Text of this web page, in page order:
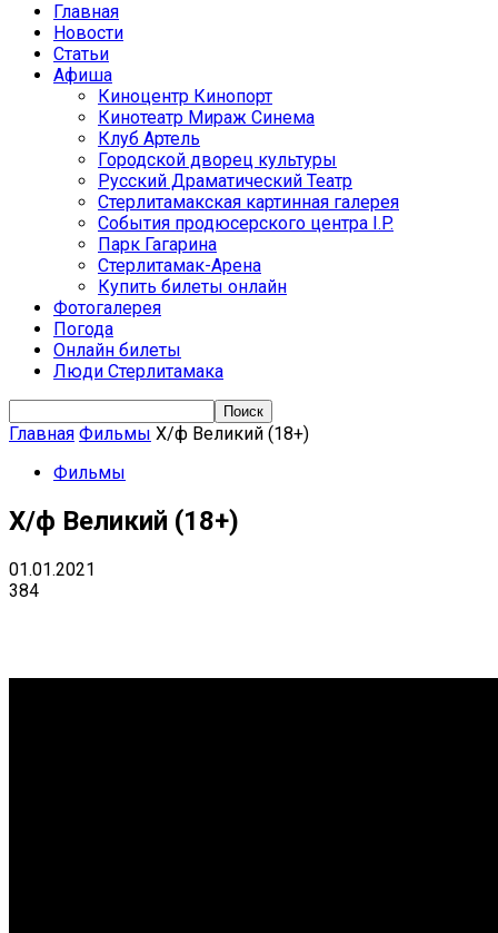
Главная
Новости
Статьи
Афиша
Киноцентр Кинопорт
Кинотеатр Мираж Синема
Клуб Артель
Городской дворец культуры
Русский Драматический Театр
Стерлитамакская картинная галерея
События продюсерского центра I.P.
Парк Гагарина
Стерлитамак-Арена
Купить билеты онлайн
Фотогалерея
Погода
Онлайн билеты
Люди Стерлитамака
Главная Фильмы Х/ф Великий (18+)
Фильмы
Х/ф Великий (18+)
01.01.2021
384